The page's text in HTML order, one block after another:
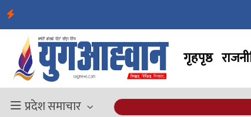
गृहपृष्ठ
प्रदेश समाचार